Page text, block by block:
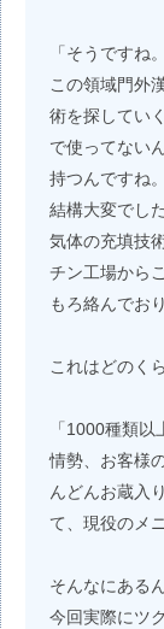
「そうですね
この領域門外
術を探してい
で使ってない
持つんですね
結構大変でし
気体の充填技
チン工場から
もろ絡んでお
これはどのく
「1000種類
情勢、お客様
んどんお蔵入
て、現役のメ
そんなにある
今回実際にツ